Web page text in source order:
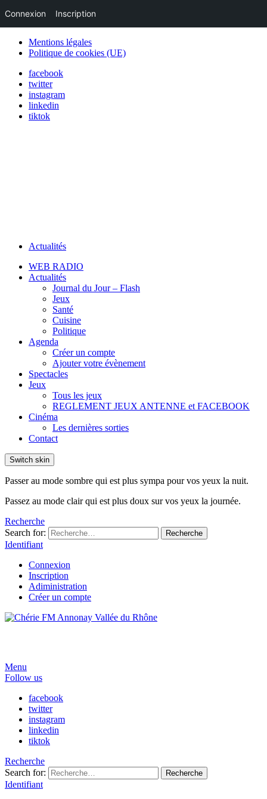
Mentions légales
Politique de cookies (UE)
facebook
twitter
instagram
linkedin
tiktok
Actualités
WEB RADIO
Actualités
Journal du Jour – Flash
Jeux
Santé
Cuisine
Politique
Agenda
Créer un compte
Ajouter votre évènement
Spectacles
Jeux
Tous les jeux
REGLEMENT JEUX ANTENNE et FACEBOOK
Cinéma
Les dernières sorties
Contact
Switch skin
Passer au mode sombre qui est plus sympa pour vos yeux la nuit.
Passez au mode clair qui est plus doux sur vos yeux la journée.
Recherche
Search for:
Recherche
Identifiant
Connexion
Inscription
Adiministration
Créer un compte
Menu
Follow us
facebook
twitter
instagram
linkedin
tiktok
Recherche
Search for:
Recherche
Identifiant
Connexion Inscription